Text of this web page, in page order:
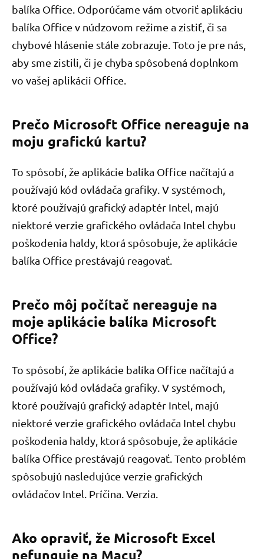
balíka Office. Odporúčame vám otvoriť aplikáciu
balíka Office v núdzovom režime a zistiť, či sa
chybové hlásenie stále zobrazuje. Toto je pre nás,
aby sme zistili, či je chyba spôsobená doplnkom
vo vašej aplikácii Office.
Prečo Microsoft Office nereaguje na
moju grafickú kartu?
To spôsobí, že aplikácie balíka Office načítajú a
používajú kód ovládača grafiky. V systémoch,
ktoré používajú grafický adaptér Intel, majú
niektoré verzie grafického ovládača Intel chybu
poškodenia haldy, ktorá spôsobuje, že aplikácie
balíka Office prestávajú reagovať.
Prečo môj počítač nereaguje na
moje aplikácie balíka Microsoft
Office?
To spôsobí, že aplikácie balíka Office načítajú a
používajú kód ovládača grafiky. V systémoch,
ktoré používajú grafický adaptér Intel, majú
niektoré verzie grafického ovládača Intel chybu
poškodenia haldy, ktorá spôsobuje, že aplikácie
balíka Office prestávajú reagovať. Tento problém
spôsobujú nasledujúce verzie grafických
ovládačov Intel. Príčina. Verzia.
Ako opraviť, že Microsoft Excel
nefunguje na Macu?